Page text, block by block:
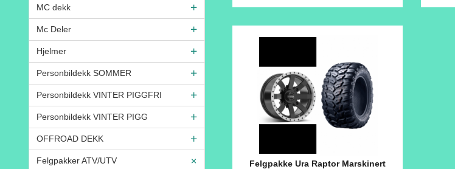
MC dekk
Mc Deler
Hjelmer
Personbildekk SOMMER
Personbildekk VINTER PIGGFRI
Personbildekk VINTER PIGG
OFFROAD DEKK
Felgpakker ATV/UTV
Felgpakke Ura Raptor Marskinert